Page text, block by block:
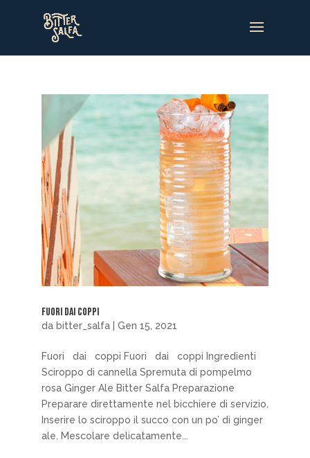
Fuori dai coppi
da bitter_salfa| Gen 15, 2021
Fuori dai coppi Fuori dai coppi Ingredienti
Sciroppo di cannella Spremuta di pompelmo
rosa Ginger Ale Bitter Salfa Preparazione
Preparare direttamente nel bicchiere di servizio.
Inserire lo sciroppo il succo con un po’ di ginger
ale. Mescolare delicatamente...